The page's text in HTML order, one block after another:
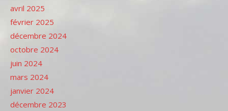
avril 2025
février 2025
décembre 2024
octobre 2024
juin 2024
mars 2024
janvier 2024
décembre 2023